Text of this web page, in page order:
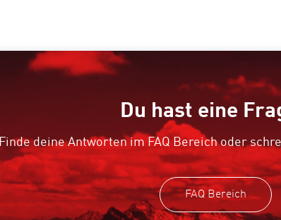
Du hast eine
Finde deine Antworten im FAQ Bereich oder
FAQ Bereich